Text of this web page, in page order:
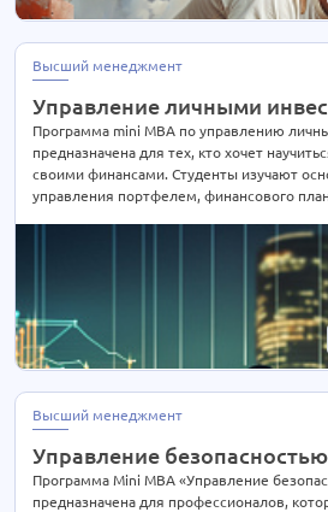
Высший менеджмент
Управление личными
Программа mini MBA по управлению
предназначена для тех, кто хочет
своими финансами. Студенты изучают
управления портфелем, финансового
принятия инвестиционных решений и
финансов. Программа помогает
обоснованные решения о своих
для достижения финансовых целей
Высший менеджмент
Управление
Программа Mini MBA «Управление
предназначена для профессионалов,